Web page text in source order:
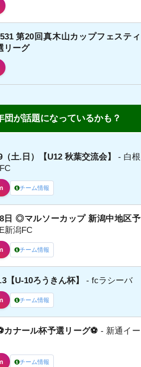
第20回真木山カップフェスティ
リーグ
が話題になっているかも？
（土.日）【U12 秋葉交流会】 - 白根
チーム情報
日 ◎マルソーカップ 新潟中地区予
新潟FC
チーム情報
【U-10ろうきん杯】 - fcラシーバ
チーム情報
カナール杯予選リーグ⚽️ - 新通イー
チーム情報